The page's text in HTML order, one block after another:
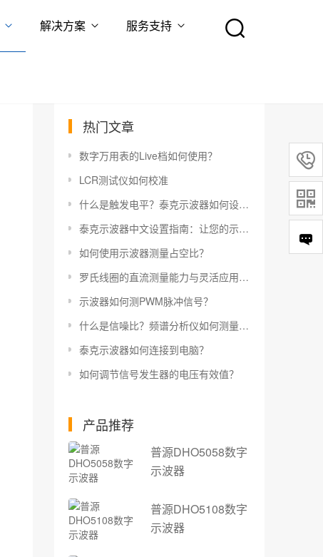
解决方案 服务支持
热门文章
数字万用表的Live档如何使用？
LCR测试仪如何校准
什么是触发电平？泰克示波器如何设置触发电平？
泰克示波器中文设置指南：让您的示波器更易于使用
如何使用示波器测量占空比？
罗氏线圈的直流测量能力与灵活应用指南
示波器如何测PWM脉冲信号？
什么是信噪比？频谱分析仪如何测量信噪比？
泰克示波器如何连接到电脑？
如何调节信号发生器的电压有效值？
产品推荐
普源DHO5058数字
示波器
普源DHO5108数字
示波器

